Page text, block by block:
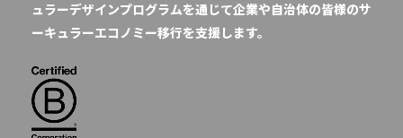
ュラーデザインプログラムを通じて企業や自治体の皆様のサ
ーキュラーエコノミー移行を支援します。